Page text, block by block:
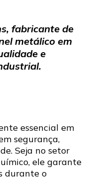
fabricante de
metálico em
e
essencial em
segurança,
Seja no setor
ele garante
durante o